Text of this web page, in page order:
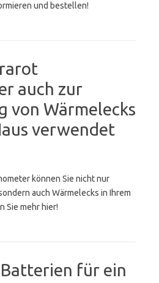
und bestellen!
auch zur
von Wärmelecks
verwendet
können Sie nicht nur
auch Wärmelecks in Ihrem
Sie mehr hier!
für ein